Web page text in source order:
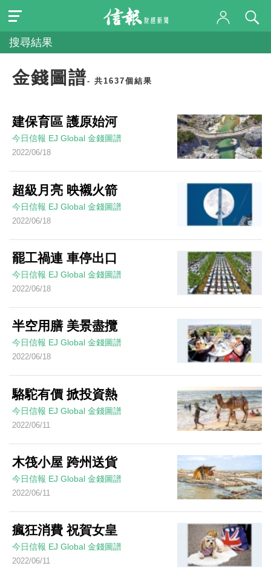
搜尋結果
金錢圖譜- 共1637個結果
建保育區 護原始河
今日信報 EJ Global 金錢圖譜
2022/06/18
超級月亮 映襯火箭
今日信報 EJ Global 金錢圖譜
2022/06/18
罷工禍連 車停出口
今日信報 EJ Global 金錢圖譜
2022/06/18
半空用膳 美景盡攬
今日信報 EJ Global 金錢圖譜
2022/06/18
駱駝有價 掀投資熱
今日信報 EJ Global 金錢圖譜
2022/06/11
木筏小屋 跨州送貨
今日信報 EJ Global 金錢圖譜
2022/06/11
瘋狂消費 祝賀女皇
今日信報 EJ Global 金錢圖譜
2022/06/11